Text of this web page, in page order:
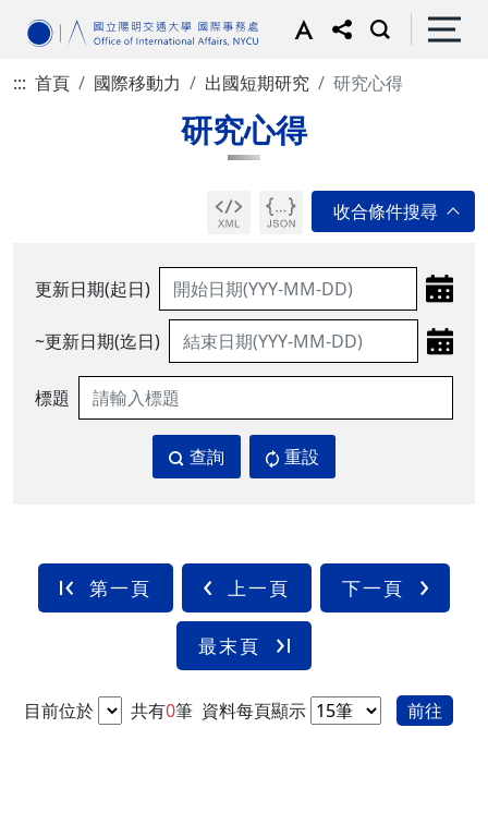
::: 首頁 國際移動力 出國短期研究 研究心得
研究心得
更新日期(起日)
~更新日期(迄日)
標題
查詢 重設
第一頁 上一頁 下一頁
最末頁
目前位於 共有0筆 資料每頁顯示 前往